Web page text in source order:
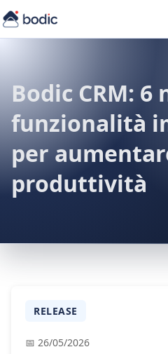
Chi
Risorse
Bodic CRM: 6
funzionalità
per
produttività
RELEASE
📅 26/05/2026